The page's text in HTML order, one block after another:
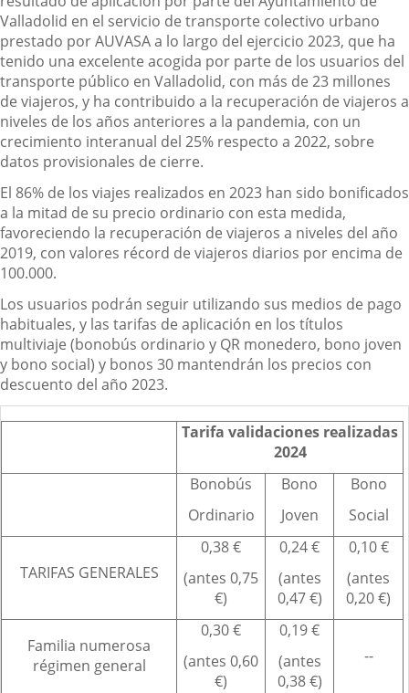
Valladolid en el servicio de transporte colectivo urbano
prestado por AUVASA a lo largo del ejercicio 2023, que ha
tenido una excelente acogida por parte de los usuarios del
transporte público en Valladolid, con más de 23 millones
de viajeros, y ha contribuido a la recuperación de viajeros a
niveles de los años anteriores a la pandemia, con un
crecimiento interanual del 25% respecto a 2022, sobre
datos provisionales de cierre.
El 86% de los viajes realizados en 2023 han sido bonificados
a la mitad de su precio ordinario con esta medida,
favoreciendo la recuperación de viajeros a niveles del año
2019, con valores récord de viajeros diarios por encima de
100.000.
Los usuarios podrán seguir utilizando sus medios de pago
habituales, y las tarifas de aplicación en los títulos
multiviaje (bonobús ordinario y QR monedero, bono joven
y bono social) y bonos 30 mantendrán los precios con
descuento del año 2023.
Tarifa validaciones realizadas
2024
Bonobús
Ordinario
Bono
Joven
Bono
Social
TARIFAS GENERALES
0,38 €
(antes 0,75
€)
0,24 €
(antes
0,47 €)
0,10 €
(antes
0,20 €)
Familia numerosa
régimen general
0,30 €
(antes 0,60
€)
0,19 €
(antes
0,38 €)
--